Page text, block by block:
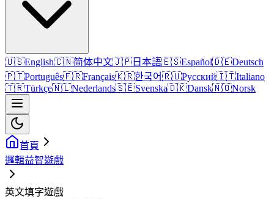
🇺🇸English🇨🇳简体中文🇯🇵 日本語🇪🇸Español🇩🇪Deutsch
🇵🇹Português🇫🇷Français🇰🇷한국어🇷🇺Русский🇮🇹Italiano
🇹🇷Türkçe🇳🇱Nederlands🇸🇪Svenska🇩🇰Dansk🇳🇴Norsk
首頁
邏輯益智遊戲
英文填字遊戲